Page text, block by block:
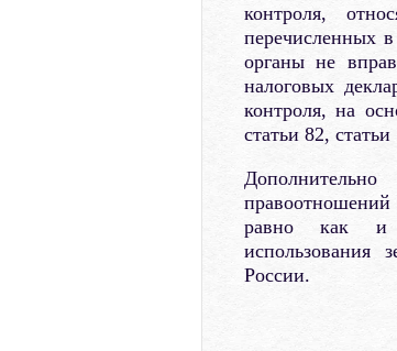
контроля,
перечисленных
органы не
налоговых
контроля, на
статьи 82,
правоотношений
равно как и
использования
России.